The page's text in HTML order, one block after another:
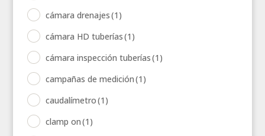
cámara drenajes(1)
cámara HD tuberías(1)
cámara inspección tuberías(1)
campañas de medición(1)
caudalímetro(1)
clamp on(1)